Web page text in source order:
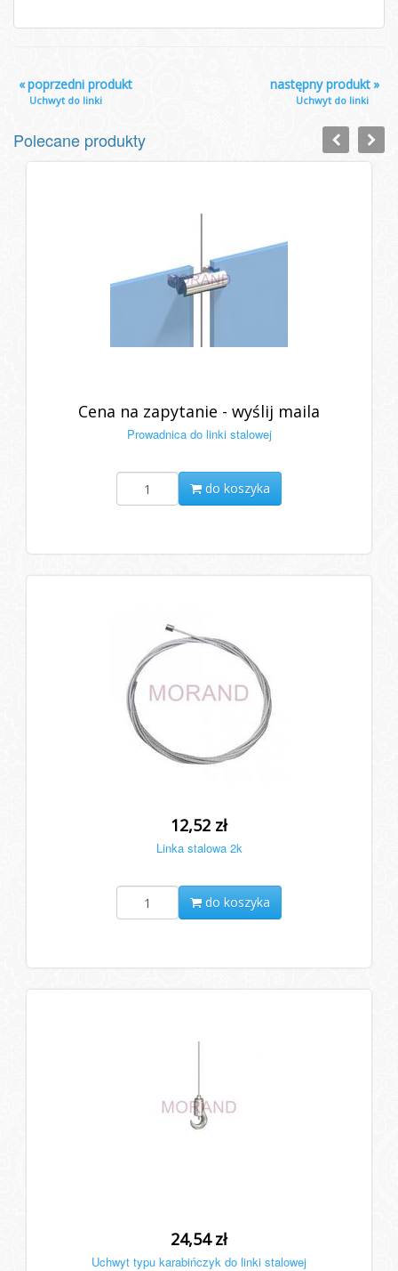
«poprzedni produkt
Uchwyt do linki
»
następny produkt
Uchwyt do linki
Polecane produkty
Cena na zapytanie - wyślij maila
Prowadnica do linki stalowej
do koszyka
12,52 zł
Linka stalowa 2k
do koszyka
24,54 zł
Uchwyt typu karabińczyk do linki stalowej